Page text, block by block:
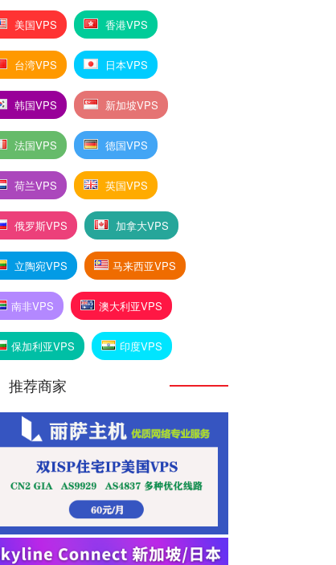
美国VPS 香港VPS
台湾VPS 日本VPS
韩国VPS 新加坡VPS
法国VPS 德国VPS
荷兰VPS 英国VPS
俄罗斯VPS 加拿大VPS
立陶宛VPS 马来西亚VPS
南非VPS 澳大利亚VPS
保加利亚VPS 印度VPS
推荐商家